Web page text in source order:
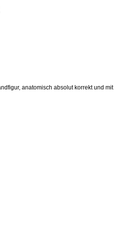
anatomisch absolut korrekt und mit